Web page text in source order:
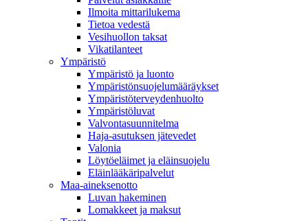
Ilmoita mittarilukema
Tietoa vedestä
Vesihuollon taksat
Vikatilanteet
Ympäristö
Ympäristö ja luonto
Ympäristönsuojelumääräykset
Ympäristöterveydenhuolto
Ympäristöluvat
Valvontasuunnitelma
Haja-asutuksen jätevedet
Valonia
Löytöeläimet ja eläinsuojelu
Eläinlääkäripalvelut
Maa-aineksenotto
Luvan hakeminen
Lomakkeet ja maksut